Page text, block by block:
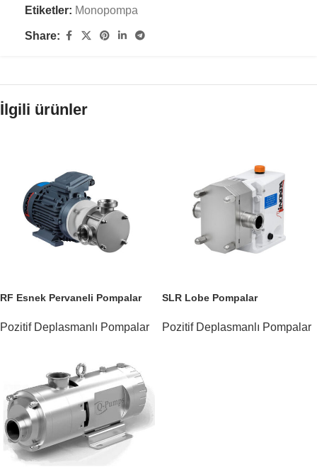
Etiketler: Monopompa
Share:
İlgili ürünler
RF Esnek Pervaneli Pompalar
Pozitif Deplasmanlı Pompalar
SLR Lobe Pompalar
Pozitif Deplasmanlı Pompalar